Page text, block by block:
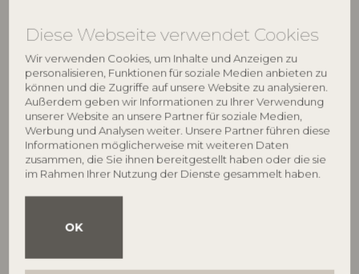
Diese Webseite verwendet Cookies
Wir verwenden Cookies, um Inhalte und Anzeigen zu
personalisieren, Funktionen für soziale Medien anbieten zu
können und die Zugriffe auf unsere Website zu analysieren.
Außerdem geben wir Informationen zu Ihrer Verwendung
unserer Website an unsere Partner für soziale Medien,
Werbung und Analysen weiter. Unsere Partner führen diese
Informationen möglicherweise mit weiteren Daten
zusammen, die Sie ihnen bereitgestellt haben oder die sie
im Rahmen Ihrer Nutzung der Dienste gesammelt haben.
OK